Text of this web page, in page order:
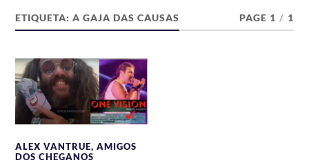
ETIQUETA:A GAJA DAS CAUSAS PAGE 1 / 1
ALEX VANTRUE,AMIGOS
DOS CHEGANOS